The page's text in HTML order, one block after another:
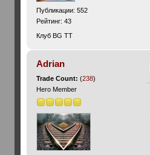
Публикации: 552
Рейтинг: 43
Клуб BG TT
Adrian
Trade Count: (238)
Hero Member